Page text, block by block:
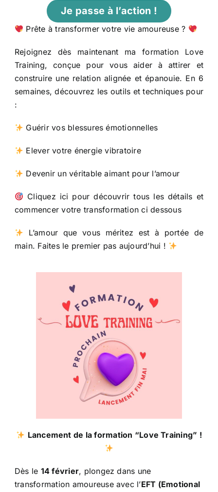
Je passe à l’action !
Prête à transformer votre vie amoureuse ?
Rejoignez dès maintenant ma formation Love
Training, conçue pour vous aider à attirer et
construire une relation alignée et épanouie. En 6
semaines, découvrez les outils et techniques pour
:
Guérir vos blessures émotionnelles
Elever votre énergie vibratoire
Devenir un véritable aimant pour l’amour
Cliquez ici pour découvrir tous les détails et
commencer votre transformation ci dessous
L’amour que vous méritez est à portée de
main. Faites le premier pas aujourd’hui !
Lancement de la formation “Love Training” !
Dès le 14 février, plongez dans une
transformation amoureuse avec l’EFT (Emotional